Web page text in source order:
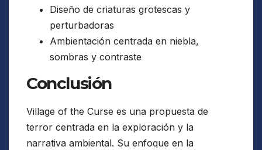
Diseño de criaturas grotescas y
perturbadoras
Ambientación centrada en niebla,
sombras y contraste
Conclusión
Village of the Curse es una propuesta de
terror centrada en la exploración y la
narrativa ambiental. Su enfoque en la